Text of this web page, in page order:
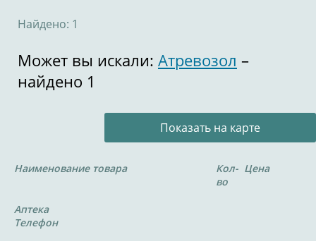
Найдено: 1
Может вы искали: Атревозол –
найдено 1
Показать на карте
Наименование товара
Кол-
во
Цена
Аптека
Телефон